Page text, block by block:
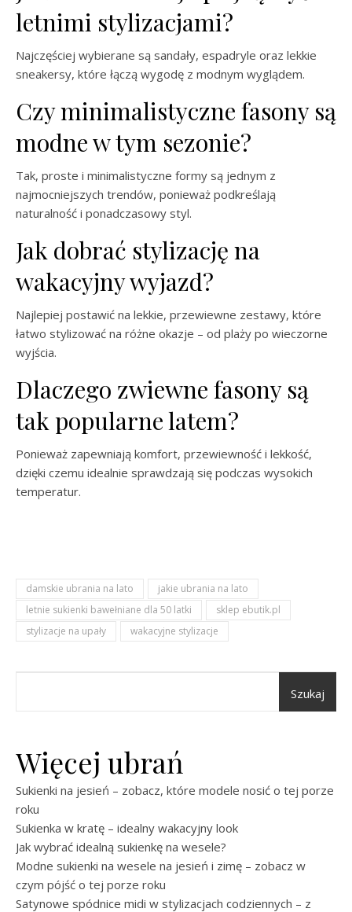
letnimi stylizacjami?
Najczęściej wybierane są sandały, espadryle oraz lekkie
sneakersy, które łączą wygodę z modnym wyglądem.
Czy minimalistyczne fasony są
modne w tym sezonie?
Tak, proste i minimalistyczne formy są jednym z
najmocniejszych trendów, ponieważ podkreślają
naturalność i ponadczasowy styl.
Jak dobrać stylizację na
wakacyjny wyjazd?
Najlepiej postawić na lekkie, przewiewne zestawy, które
łatwo stylizować na różne okazje – od plaży po wieczorne
wyjścia.
Dlaczego zwiewne fasony są
tak popularne latem?
Ponieważ zapewniają komfort, przewiewność i lekkość,
dzięki czemu idealnie sprawdzają się podczas wysokich
temperatur.
damskie ubrania na lato
jakie ubrania na lato
letnie sukienki bawełniane dla 50 latki
sklep ebutik.pl
stylizacje na upały
wakacyjne stylizacje
Szukaj
Więcej ubrań
Sukienki na jesień – zobacz, które modele nosić o tej porze
roku
Sukienka w kratę – idealny wakacyjny look
Jak wybrać idealną sukienkę na wesele?
Modne sukienki na wesele na jesień i zimę – zobacz w
czym pójść o tej porze roku
Satynowe spódnice midi w stylizacjach codziennych – z